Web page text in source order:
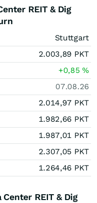
REIT & Dig
Stuttgart
2.003,89 PKT
+0,85%
07.08.26
2.014,97 PKT
1.982,66 PKT
1.987,01 PKT
2.307,05 PKT
1.264,46 PKT
REIT & Dig